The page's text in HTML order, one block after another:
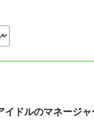
ドルのマネージャ